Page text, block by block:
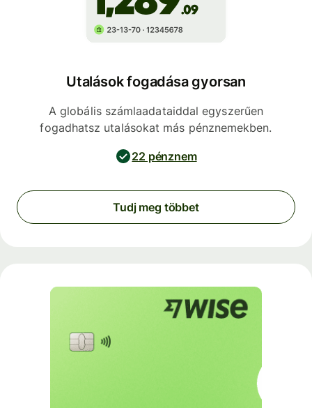
Utalások fogadása gyorsan
A globális számlaadataiddal egyszerűen
fogadhatsz utalásokat más pénznemekben.
22 pénznem
Tudj meg többet